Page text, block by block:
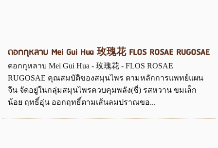
ดอกกุหลาบ Mei Gui Hua 玫瑰花 FLOS ROSAE RUGOSAE
ดอกกุหลาบ Mei Gui Hua - 玫瑰花 - FLOS ROSAE
RUGOSAE คุณสมบัติของสมุนไพร ตามหลักการแพทย์แผน
จีน จัดอยู่ในกลุ่มสมุนไพรควบคุมพลัง(ชี่) รสหวาน ขมเล็ก
น้อย ฤทธิ์อุ่น ออกฤทธิ์ตามเส้นลมปราณขอ...